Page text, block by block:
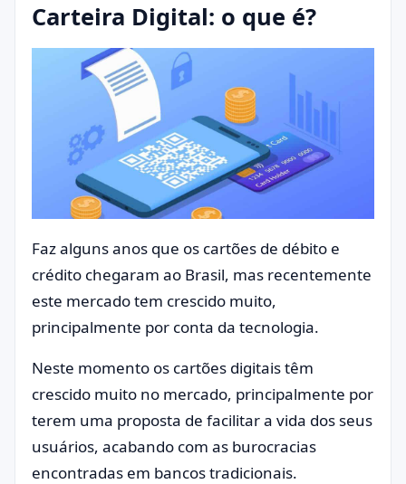
Carteira Digital: o que é?
Faz alguns anos que os cartões de débito e
crédito chegaram ao Brasil, mas recentemente
este mercado tem crescido muito,
principalmente por conta da tecnologia.
Neste momento os cartões digitais têm
crescido muito no mercado, principalmente por
terem uma proposta de facilitar a vida dos seus
usuários, acabando com as burocracias
encontradas em bancos tradicionais.